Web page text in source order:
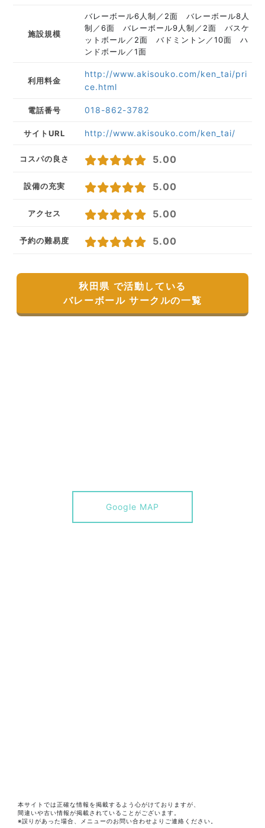
施設規模
バレーボール6人制／2面 バレーボール8人
制／6面 バレーボール9人制／2面 バスケ
ットボール／2面 バドミントン／10面 ハ
ンドボール／1面
利用料金
http://www.akisouko.com/ken_tai/pri
ce.html
電話番号 018-862-3782
サイトURL http://www.akisouko.com/ken_tai/
コスパの良さ 5.00
設備の充実 5.00
アクセス 5.00
予約の難易度 5.00
秋田県 で活動している
バレーボール サークルの一覧
Google MAP
本サイトでは正確な情報を掲載するよう心がけておりますが、
間違いや古い情報が掲載されていることがございます。
※誤りがあった場合、メニューのお問い合わせよりご連絡ください。